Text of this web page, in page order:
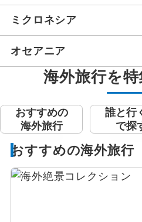
ミクロネシア
オセアニア
海外旅行を
おすすめの
海外旅行
誰と行
で探
おすすめの海外旅行